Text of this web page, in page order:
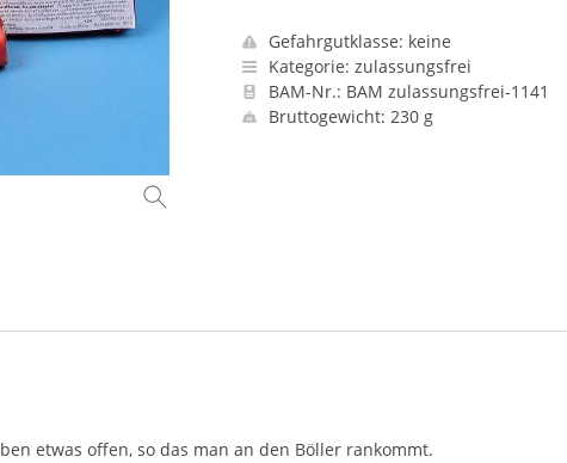
Gefahrgutklasse: keine
Kategorie: zulassungsfrei
BAM-Nr.: BAM zulassungsfrei-1141
Bruttogewicht: 230 g
etwas offen, so das man an den Böller rankommt.